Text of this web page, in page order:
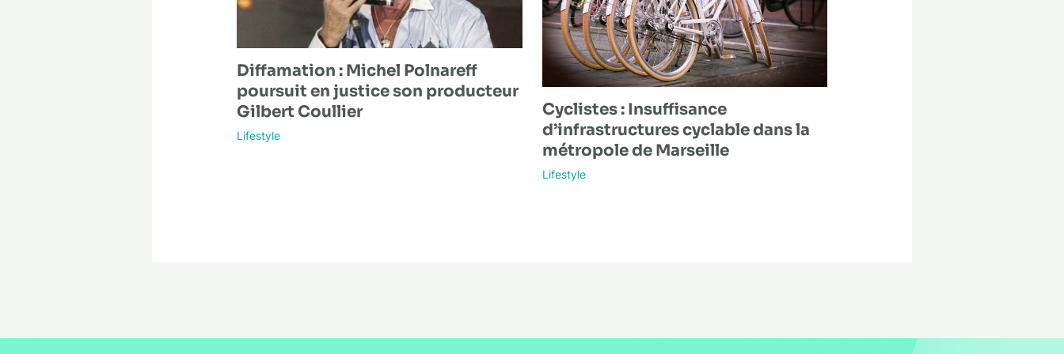
Diffamation : Michel Polnareff
poursuit en justice son producteur
Gilbert Coullier
Lifestyle
Cyclistes : Insuffisance
d’infrastructures cyclable dans la
métropole de Marseille
Lifestyle